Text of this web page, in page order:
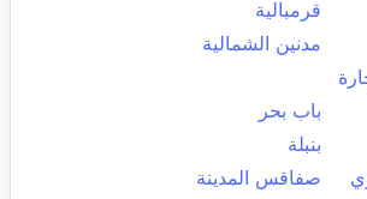
قرمبالية
مدنين الشمالية
باب بحر
بنبلة
صفاقس المدينة